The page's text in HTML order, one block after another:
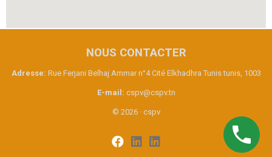
NOUS CONTACTER
Adresse: Rue Ferjani Belhaj Ammar n°4 Cité Elkhadhra Tunis tunis, 1003
E-mail: cspv@cspv.tn
© 2026 · cspv